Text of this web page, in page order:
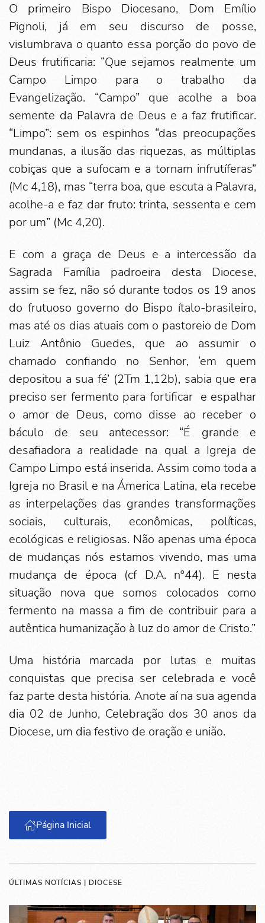
O primeiro Bispo Diocesano, Dom Emílio
Pignoli, já em seu discurso de posse,
vislumbrava o quanto essa porção do povo de
Deus frutificaria: “Que sejamos realmente um
Campo Limpo para o trabalho da
Evangelização. “Campo” que acolhe a boa
semente da Palavra de Deus e a faz frutificar.
“Limpo”: sem os espinhos “das preocupações
mundanas, a ilusão das riquezas, as múltiplas
cobiças que a sufocam e a tornam infrutíferas”
(Mc 4,18), mas “terra boa, que escuta a Palavra,
acolhe-a e faz dar fruto: trinta, sessenta e cem
por um” (Mc 4,20).
E com a graça de Deus e a intercessão da
Sagrada Família padroeira desta Diocese,
assim se fez, não só durante todos os 19 anos
do frutuoso governo do Bispo ítalo-brasileiro,
mas até os dias atuais com o pastoreio de Dom
Luiz Antônio Guedes, que ao assumir o
chamado confiando no Senhor, ‘em quem
depositou a sua fé’ (2Tm 1,12b), sabia que era
preciso ser fermento para fortificar e espalhar
o amor de Deus, como disse ao receber o
báculo de seu antecessor: “É grande e
desafiadora a realidade na qual a Igreja de
Campo Limpo está inserida. Assim como toda a
Igreja no Brasil e na Ámerica Latina, ela recebe
as interpelações das grandes transformações
sociais, culturais, econômicas, políticas,
ecológicas e religiosas. Não apenas uma época
de mudanças nós estamos vivendo, mas uma
mudança de época (cf D.A. nº44). E nesta
situação nova que somos colocados como
fermento na massa a fim de contribuir para a
autêntica humanização à luz do amor de Cristo.”
Uma história marcada por lutas e muitas
conquistas que precisa ser celebrada e você
faz parte desta história. Anote aí na sua agenda
dia 02 de Junho, Celebração dos 30 anos da
Diocese, um dia festivo de oração e união.
Página Inicial
ÚLTIMAS NOTÍCIAS | DIOCESE